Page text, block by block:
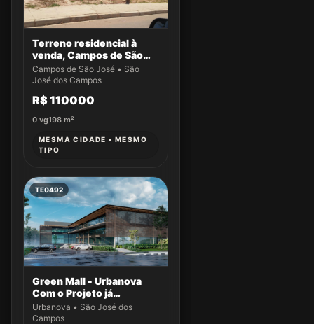
Terreno residencial à
venda, Campos de São
José, São José dos
Campos.
Campos de São José • São
José dos Campos
R$ 110000
0 vg198 m²
MESMA CIDADE • MESMO
TIPO
TE0492
Green Mall - Urbanova
Com o Projeto já
aprovado
Urbanova • São José dos
Campos